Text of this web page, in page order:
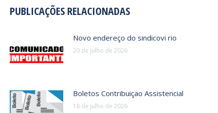
PUBLICAÇÕES RELACIONADAS
Novo endereço do sindicovi rio
20 de julho de 2026
Boletos Contribuiçao Assistencial
18 de julho de 2026